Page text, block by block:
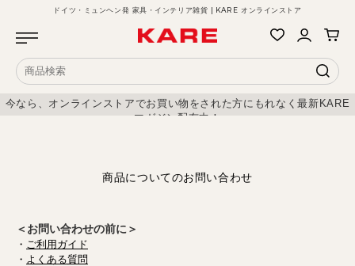
ドイツ・ミュンヘン発 家具・インテリア雑貨 | KARE オンラインストア
今なら、オンラインストアでお買い物をされた方にもれなく最新KARE
マガジン配布中！
商品についてのお問い合わせ
＜お問い合わせの前に＞
・ ご利用ガイド
・ よくある質問